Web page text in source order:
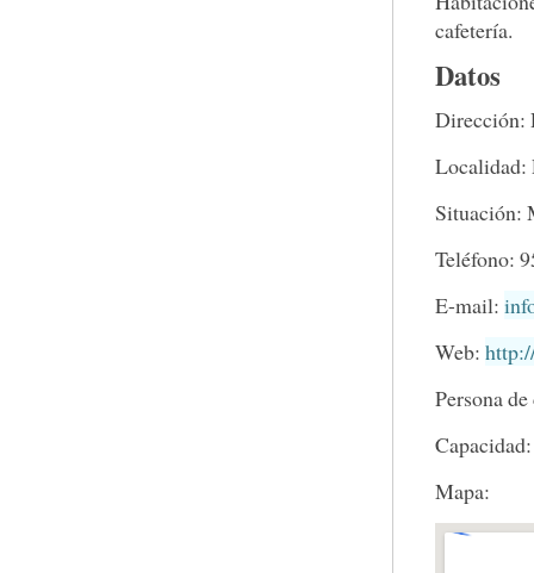
cafetería.
Datos
Dirección:
Localidad:
Situación:
Teléfono:
E-mail:
Web:
Persona
Mapa: